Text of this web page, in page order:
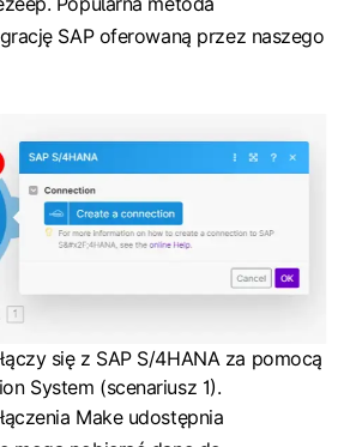
SAP oferowaną przez naszego
się z SAP S/4HANA za pomocą
System (scenariusz 1).
Make udostępnia